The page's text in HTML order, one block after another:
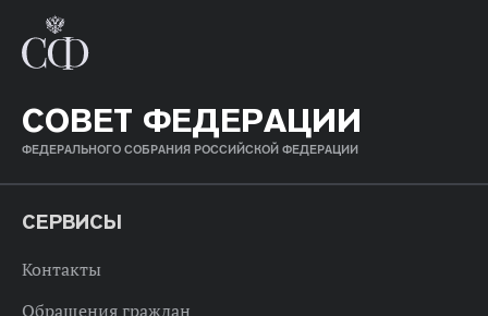
СОВЕТ ФЕДЕРАЦИИ
ФЕДЕРАЛЬНОГО СОБРАНИЯ РОССИЙСКОЙ ФЕДЕРАЦИИ
СЕРВИСЫ
Контакты
Обращения граждан